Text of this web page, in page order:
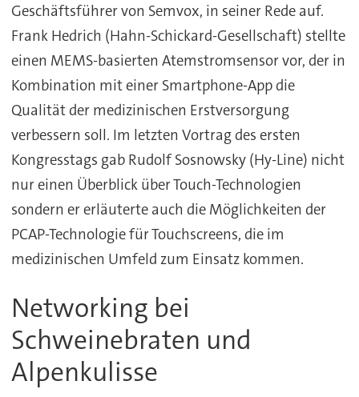
Geschäftsführer von Semvox, in seiner Rede auf.
Frank Hedrich (Hahn-Schickard-Gesellschaft) stellte
einen MEMS-basierten Atemstromsensor vor, der in
Kombination mit einer Smartphone-App die
Qualität der medizinischen Erstversorgung
verbessern soll. Im letzten Vortrag des ersten
Kongresstags gab Rudolf Sosnowsky (Hy-Line) nicht
nur einen Überblick über Touch-Technologien
sondern er erläuterte auch die Möglichkeiten der
PCAP-Technologie für Touchscreens, die im
medizinischen Umfeld zum Einsatz kommen.
Networking bei
Schweinebraten und
Alpenkulisse